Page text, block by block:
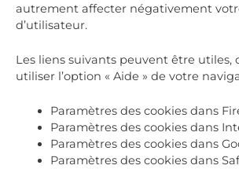
autrement affecter négativement
d’utilisateur.
Les liens suivants peuvent être utiles,
utiliser l’option « Aide » de votre
Paramètres des cookies dans
Paramètres des cookies dans
Paramètres des cookies dans
Paramètres des cookies dans